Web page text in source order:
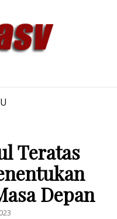
Teratas
Depan